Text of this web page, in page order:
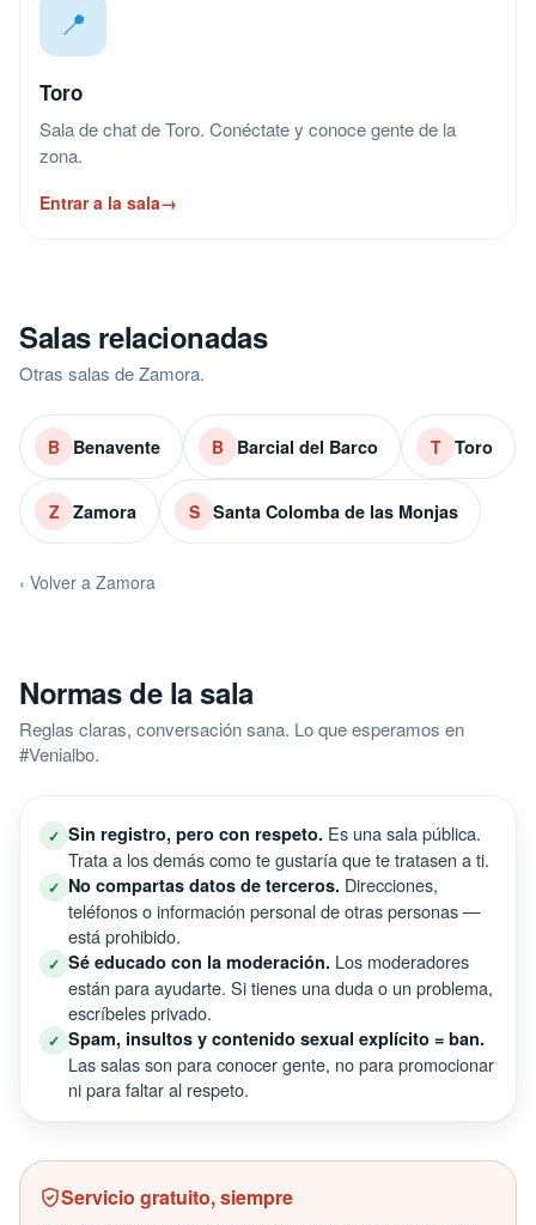
📍
Toro
Sala de chat de Toro. Conéctate y conoce gente de la
zona.
Entrar a la sala→
Salas relacionadas
Otras salas de Zamora.
B Benavente B Barcial del Barco T Toro
Z Zamora S Santa Colomba de las Monjas
‹ Volver a Zamora
Normas de la sala
Reglas claras, conversación sana. Lo que esperamos en
#Venialbo.
✓ Sin registro, pero con respeto. Es una sala pública.
Trata a los demás como te gustaría que te tratasen a ti.
✓ No compartas datos de terceros. Direcciones,
teléfonos o información personal de otras personas —
está prohibido.
✓ Sé educado con la moderación. Los moderadores
están para ayudarte. Si tienes una duda o un problema,
escríbeles privado.
✓ Spam, insultos y contenido sexual explícito = ban.
Las salas son para conocer gente, no para promocionar
ni para faltar al respeto.
Servicio gratuito, siempre